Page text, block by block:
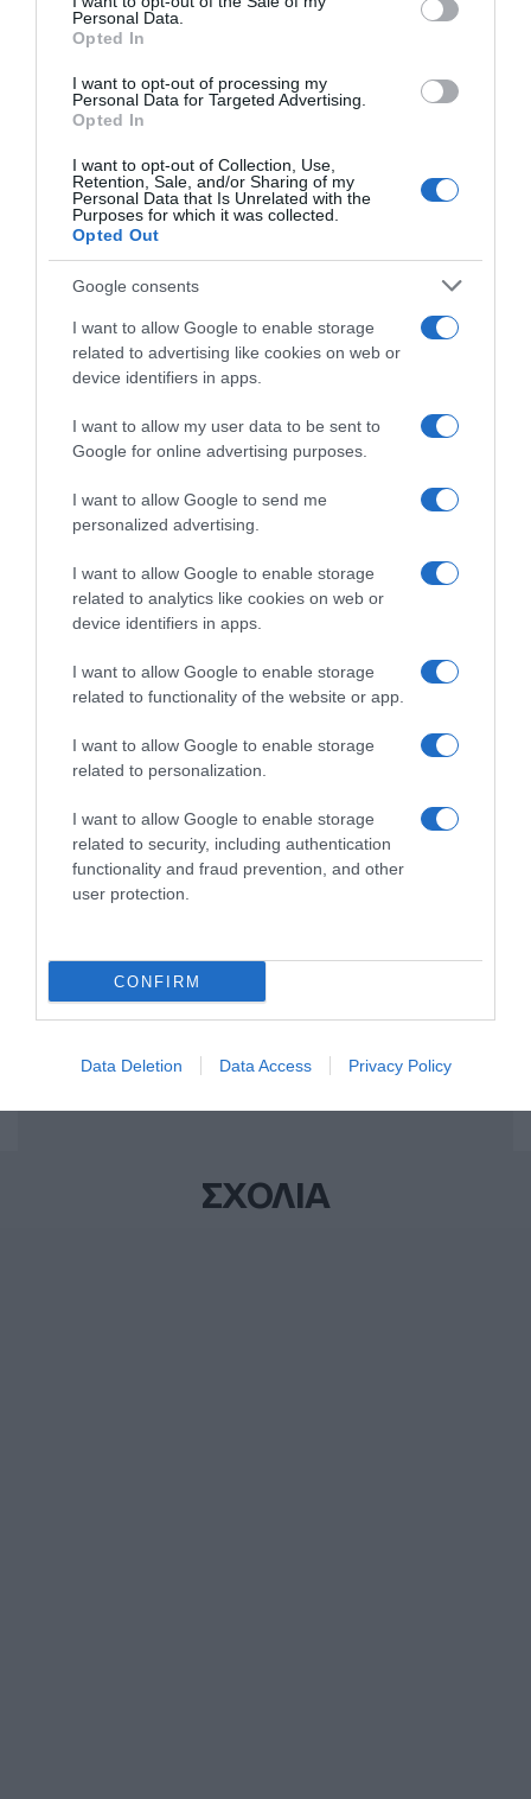
Personal Data.
Opted In
I want to opt-out of processing my
Personal Data for Targeted Advertising.
Opted In
I want to opt-out of Collection, Use,
Retention, Sale, and/or Sharing of my
Personal Data that Is Unrelated with the
Purposes for which it was collected.
Opted Out
Google consents
I want to allow Google to enable storage
related to advertising like cookies on web or
device identifiers in apps.
I want to allow my user data to be sent to
Google for online advertising purposes.
I want to allow Google to send me
personalized advertising.
I want to allow Google to enable storage
related to analytics like cookies on web or
device identifiers in apps.
I want to allow Google to enable storage
related to functionality of the website or app.
I want to allow Google to enable storage
related to personalization.
I want to allow Google to enable storage
related to security, including authentication
functionality and fraud prevention, and other
user protection.
CONFIRM
Data Deletion Data Access Privacy Policy
Ειδήσεις σήμερα
Οι Queens Of The Stone Age
δημιούργησαν τηλεφωνική γραμμή…
παραπόνων για τους θαυμαστές τους
Ανοίγει τη Δευτέρα η Παλαιά Παραλιακή
στην Καλλιθέα – Θωρακίζεται η περιοχή
απέναντι σε πλημμυρικά φαινόμενα
(βίντεο)
Υπογράφηκε η σύμβαση για τα συστήματα
αεροναυτιλίας στο νέο Διεθνές
Αεροδρόμιο Ηρακλείου – Αναμένεται να
τεθεί σε λειτουργία τον Νοέμβριο του
2028
Χατζηδάκης: “Άκυρες από 1η Οκτωβρίου οι
εγκύκλιοι που δεν αναρτώνται –
ιστοσελίδες των φορέων που τις εκδίδουν”
Google News
και μάθετε πρώτοι όλες τις ειδήσεις
Share Tweet
ΑΥΣΤΡΑΛΙΑ ΔΟΛΟΦΟΝΙΑ
ΔΙΑΦΗΜΙΣΗ
ΣΧΟΛΙΑ